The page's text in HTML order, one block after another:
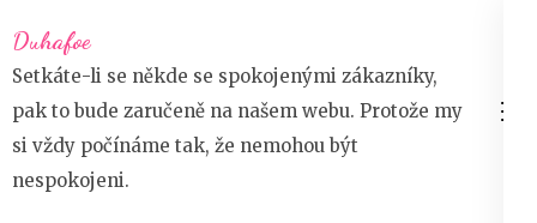
na
obsah
(stiskněte
Enter)
Duhafoe
Setkáte-li se někde se spokojenými zákazníky,
pak to bude zaručeně na našem webu. Protože my
si vždy počínáme tak, že nemohou být
nespokojeni.